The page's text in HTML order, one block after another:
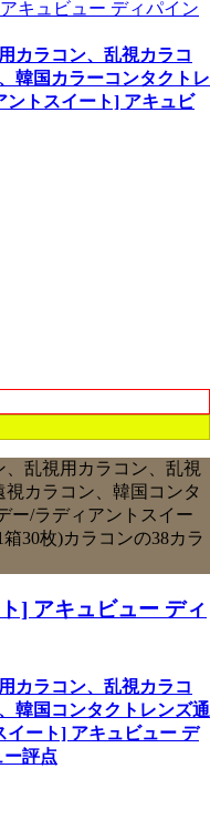
カラコン、乱視カラコ
韓国カラーコンタクトレ
ントスイート] アキュビ
乱視用カラコン、乱視
カラコン、韓国コンタ
ー/ラディアントスイー
30枚)カラコンの38カラ
] アキュビュー ディ
カラコン、乱視カラコ
韓国コンタクトレンズ通
イート] アキュビュー デ
ー評点